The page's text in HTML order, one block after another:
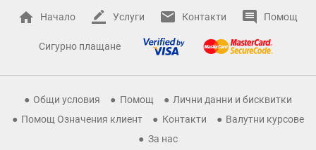
Начало Услуги Контакти Помощ
Сигурно плащане
Общи условия Помощ
Лични данни и бисквитки
Помощ Означения клиент
Контакти
Валутни курсове
За нас